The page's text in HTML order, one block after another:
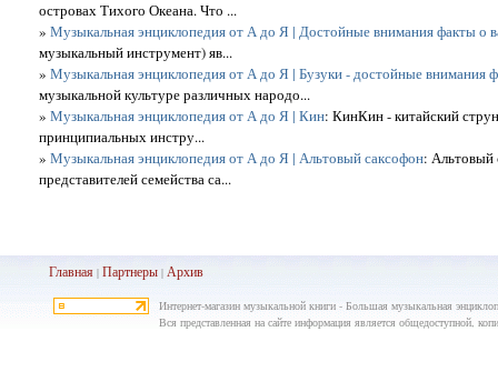
островах Тихого Океана. Что ...
» Музыкальная энциклопедия от А до Я | Достойные внимания факты о
музыкальный инструмент) яв...
» Музыкальная энциклопедия от А до Я | Бузуки - достойные внимания
музыкальной культуре различных народо...
» Музыкальная энциклопедия от А до Я | Кин: КинКин - китайский
принципиальных инстру...
» Музыкальная энциклопедия от А до Я | Альтовый саксофон: Альтовый
представителей семейства са...
Главная |Партнеры |Архив
Интернет-магазин музыкальной книги - Большая музыкальная
Вся представленная на сайте информация является общедоступной,